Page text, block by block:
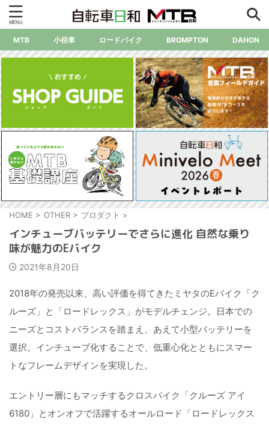
MTB 小径車 ロードバイク BROMPTON DAHON
HOME > OTHER > プロダクト >
インチューブバッテリーでさらに進化 自然な乗り
味が魅力のEバイク
2021年8月20日
2018年の発売以来、高い評価を得てきたミヤタのEバイク「ク
ルーズ」と「ロードレックス」がモデルチェンジ。日本での
ニーズとコストバランスを踏まえ、あえて小型バッテリーを
選択。インチューブ化することで、低重心化とともにスマー
トなフレームデザインを実現した。
エントリー層にもマッチするクロスバイク「クルーズ アイ
6180」とオンオフで活躍するオールロード「ロードレックス